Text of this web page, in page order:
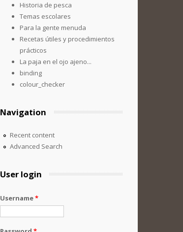
Historia de pesca
Temas escolares
Para la gente menuda
Recetas útiles y procedimientos
prácticos
La paja en el ojo ajeno...
binding
colour_checker
Navigation
Recent content
Advanced Search
User login
Username*